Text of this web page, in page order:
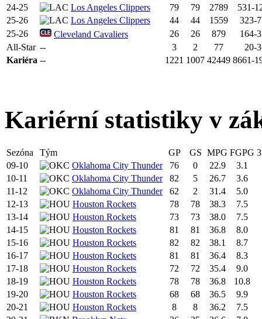
24-25
Los Angeles Clippers 79 79 2789
531-
25-26
Los Angeles Clippers 44 44 1559
323-
25-26
Cleveland Cavaliers 26 26 879
164-
All-Star -- 3 2 77
20-
Kariéra -- 1221 1007 42449 8661-
Kariérní statistiky v
Sezóna Tým GP GS MPG FGPG
09-10
Oklahoma City Thunder 76 0 22.9
3.1
10-11
Oklahoma City Thunder 82 5 26.7
3.6
11-12
Oklahoma City Thunder 62 2 31.4
5.0
12-13
Houston Rockets 78 78 38.3
7.5
13-14
Houston Rockets 73 73 38.0
7.5
14-15
Houston Rockets 81 81 36.8
8.0
15-16
Houston Rockets 82 82 38.1
8.7
16-17
Houston Rockets 81 81 36.4
8.3
17-18
Houston Rockets 72 72 35.4
9.0
18-19
Houston Rockets 78 78 36.8
10.8
19-20
Houston Rockets 68 68 36.5
9.9
20-21
Houston Rockets 8 8 36.2
7.5